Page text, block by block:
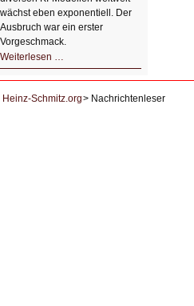
wächst eben exponentiell. Der
Ausbruch war ein erster
Vorgeschmack.
Weiterlesen …
Der
KI
Heinz-Schmitz.org Nachrichtenleser